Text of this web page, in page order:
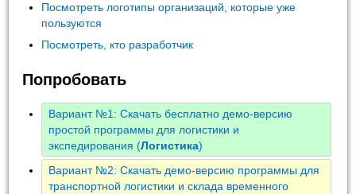
Посмотреть логотипы организаций, которые уже
пользуются
Посмотреть, кто разработчик
Попробовать
Вариант №1: Скачать бесплатно демо-версию
простой программы для логистики и
экспедирования (Логистика)
Вариант №2: Скачать демо-версию программы для
транспортной логистики и склада временного